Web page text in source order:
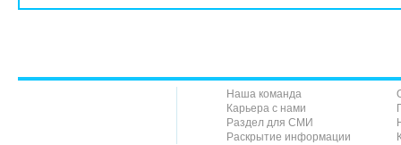
Наша команда
Карьера с нами
Раздел для СМИ
Раскрытие информации